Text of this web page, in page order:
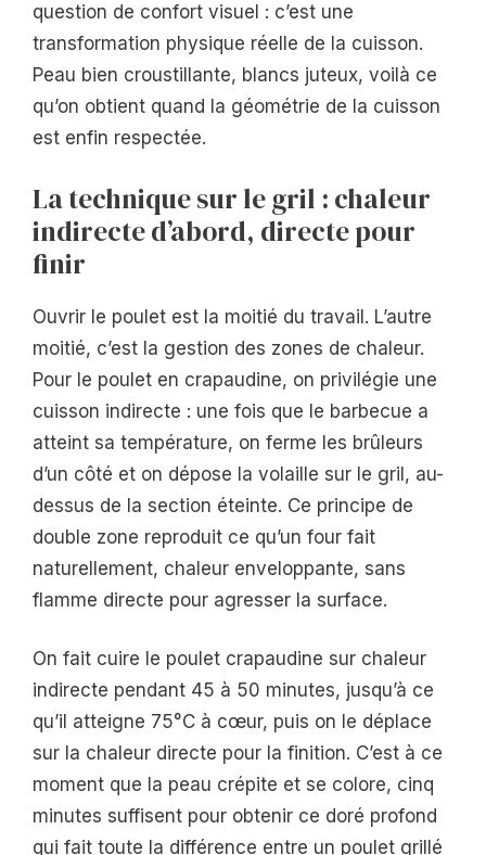
question de confort visuel : c’est une
transformation physique réelle de la cuisson.
Peau bien croustillante, blancs juteux, voilà ce
qu’on obtient quand la géométrie de la cuisson
est enfin respectée.
La technique sur le gril : chaleur
indirecte d’abord, directe pour
finir
Ouvrir le poulet est la moitié du travail. L’autre
moitié, c’est la gestion des zones de chaleur.
Pour le poulet en crapaudine, on privilégie une
cuisson indirecte : une fois que le barbecue a
atteint sa température, on ferme les brûleurs
d’un côté et on dépose la volaille sur le gril, au-
dessus de la section éteinte. Ce principe de
double zone reproduit ce qu’un four fait
naturellement, chaleur enveloppante, sans
flamme directe pour agresser la surface.
On fait cuire le poulet crapaudine sur chaleur
indirecte pendant 45 à 50 minutes, jusqu’à ce
qu’il atteigne 75°C à cœur, puis on le déplace
sur la chaleur directe pour la finition. C’est à ce
moment que la peau crépite et se colore, cinq
minutes suffisent pour obtenir ce doré profond
qui fait toute la différence entre un poulet grillé